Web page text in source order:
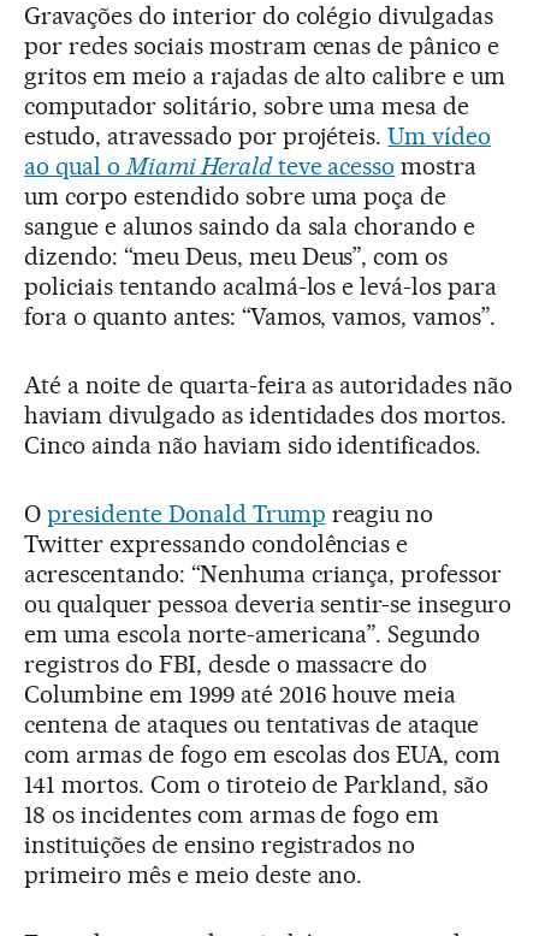
Gravações do interior do colégio divulgadas
por redes sociais mostram cenas de pânico e
gritos em meio a rajadas de alto calibre e um
computador solitário, sobre uma mesa de
estudo, atravessado por projéteis.Um vídeo
ao qual oMiami Heraldteve acesso mostra
um corpo estendido sobre uma poça de
sangue e alunos saindo da sala chorando e
dizendo: “meu Deus, meu Deus”, com os
policiais tentando acalmá-los e levá-los para
fora o quanto antes: “Vamos, vamos, vamos”.
Até a noite de quarta-feira as autoridades não
haviam divulgado as identidades dos mortos.
Cinco ainda não haviam sido identificados.
O presidente Donald Trump reagiu no
Twitter expressando condolências e
acrescentando: “Nenhuma criança, professor
ou qualquer pessoa deveria sentir-se inseguro
em uma escola norte-americana”. Segundo
registros do FBI, desde o massacre do
Columbine em 1999 até 2016 houve meia
centena de ataques ou tentativas de ataque
com armas de fogo em escolas dos EUA, com
141 mortos. Com o tiroteio de Parkland, são
18 os incidentes com armas de fogo em
instituições de ensino registrados no
primeiro mês e meio deste ano.